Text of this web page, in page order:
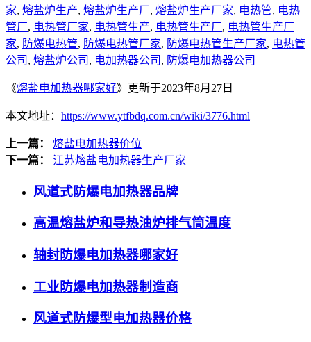
家, 熔盐炉生产, 熔盐炉生产厂, 熔盐炉生产厂家, 电热管, 电热
管厂, 电热管厂家, 电热管生产, 电热管生产厂, 电热管生产厂
家, 防爆电热管, 防爆电热管厂家, 防爆电热管生产厂家, 电热管
公司 , 熔盐炉公司 , 电加热器公司 , 防爆电加热器公司
《熔盐电加热器哪家好》更新于2023年8月27日
本文地址： https://www.ytfbdq.com.cn/wiki/3776.html
上一篇：
熔盐电加热器价位
下一篇：
江苏熔盐电加热器生产厂家
风道式防爆电加热器品牌
高温熔盐炉和导热油炉排气筒温度
轴封防爆电加热器哪家好
工业防爆电加热器制造商
风道式防爆型电加热器价格